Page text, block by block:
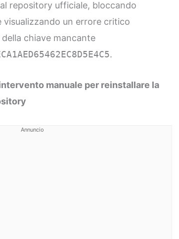
repository ufficiale, bloccando
visualizzando un errore critico
chiave mancante
.
manuale per reinstallare la
Annuncio